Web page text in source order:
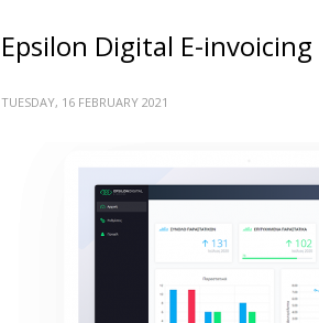
Epsilon Digital E-invoicing
TUESDAY, 16 FEBRUARY 2021